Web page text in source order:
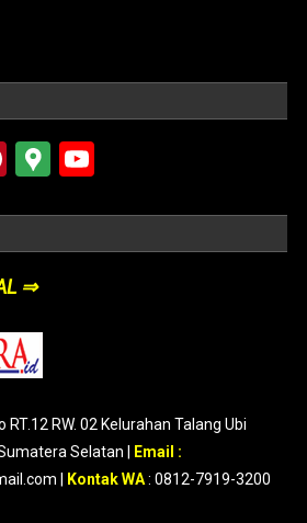
Pinterest
Google
⇒
RW. 02 Kelurahan Talang Ubi
Selatan |
Email :
|
Kontak WA: 0812-7919-3200